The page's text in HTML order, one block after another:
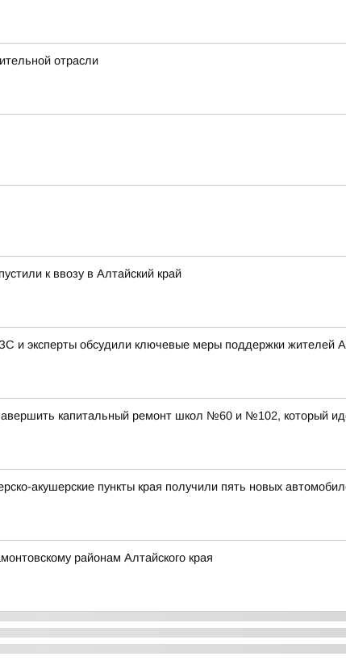
отрасли
к ввозу в Алтайский край
и эксперты обсудили ключевые меры поддержки жителей
капитальный ремонт школ №60 и №102, который
акушерские пункты края получили пять новых
районам Алтайского края